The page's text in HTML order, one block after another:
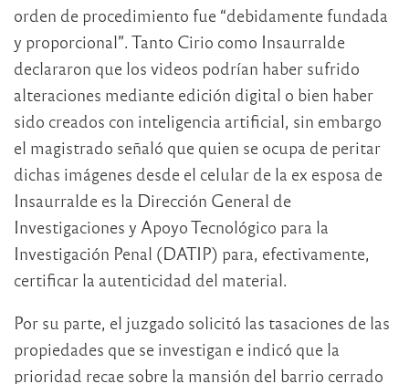
orden de procedimiento fue “debidamente fundada
y proporcional”. Tanto Cirio como Insaurralde
declararon que los videos podrían haber sufrido
alteraciones mediante edición digital o bien haber
sido creados con inteligencia artificial, sin embargo
el magistrado señaló que quien se ocupa de peritar
dichas imágenes desde el celular de la ex esposa de
Insaurralde es la Dirección General de
Investigaciones y Apoyo Tecnológico para la
Investigación Penal (DATIP) para, efectivamente,
certificar la autenticidad del material.
Por su parte, el juzgado solicitó las tasaciones de las
propiedades que se investigan e indicó que la
prioridad recae sobre la mansión del barrio cerrado